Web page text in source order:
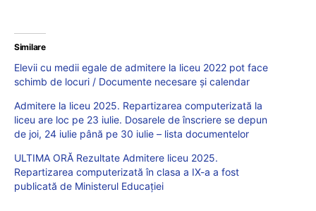
Similare
Elevii cu medii egale de admitere la liceu 2022 pot face
schimb de locuri / Documente necesare și calendar
Admitere la liceu 2025. Repartizarea computerizată la
liceu are loc pe 23 iulie. Dosarele de înscriere se depun
de joi, 24 iulie până pe 30 iulie – lista documentelor
ULTIMA ORĂ Rezultate Admitere liceu 2025.
Repartizarea computerizată în clasa a IX-a a fost
publicată de Ministerul Educației